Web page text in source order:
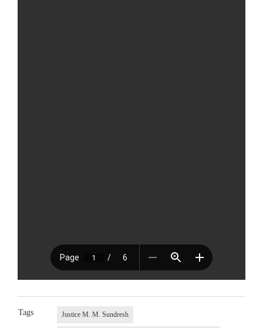
Tags Justice M. M. Sundresh